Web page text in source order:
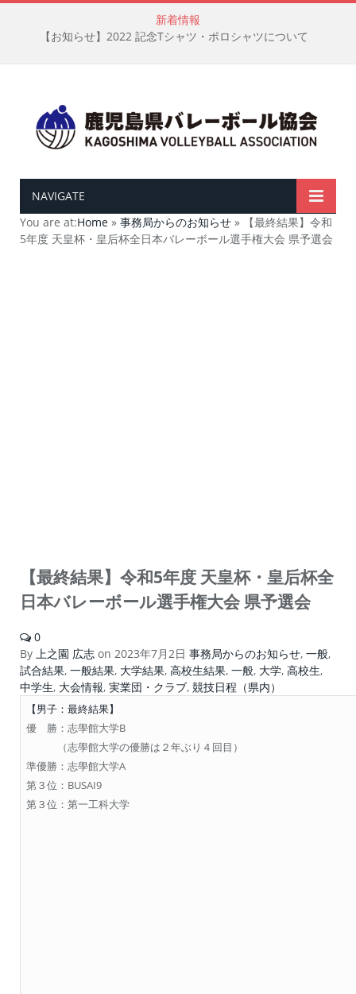
新着情報
【お知らせ】2022 記念Tシャツ・ポロシャツについて
NAVIGATE
You are at:Home » 事務局からのお知らせ »
【最終結果】令和
5年度 天皇杯・皇后杯全日本バレーボール選手権大会 県予選会
【最終結果】令和5年度 天皇杯・皇后杯全
日本バレーボール選手権大会 県予選会
0
By 上之園 広志 on 2023年7月2日 事務局からのお知らせ, 一般,
試合結果, 一般結果, 大学結果, 高校生結果, 一般, 大学, 高校生,
中学生, 大会情報, 実業団・クラブ, 競技日程（県内）
【男子：最終結果】
優 勝：志學館大学B
（志學館大学の優勝は２年ぶり４回目）
準優勝：志學館大学A
第３位：BUSAI9
第３位：第一工科大学